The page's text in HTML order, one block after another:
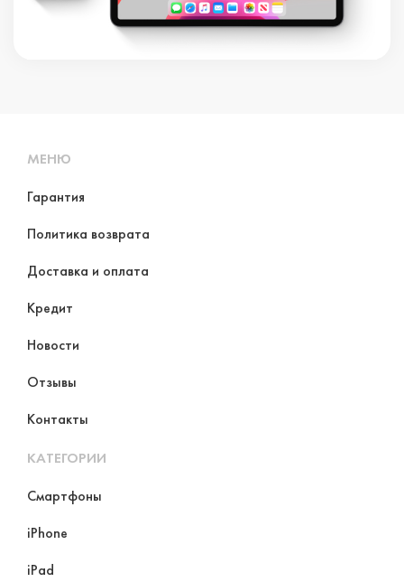
МЕНЮ
Гарантия
Политика возврата
Доставка и оплата
Кредит
Новости
Отзывы
Контакты
КАТЕГОРИИ
Смартфоны
iPhone
iPad